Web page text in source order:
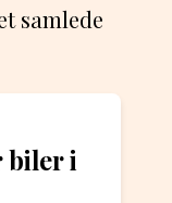
samlede
biler i